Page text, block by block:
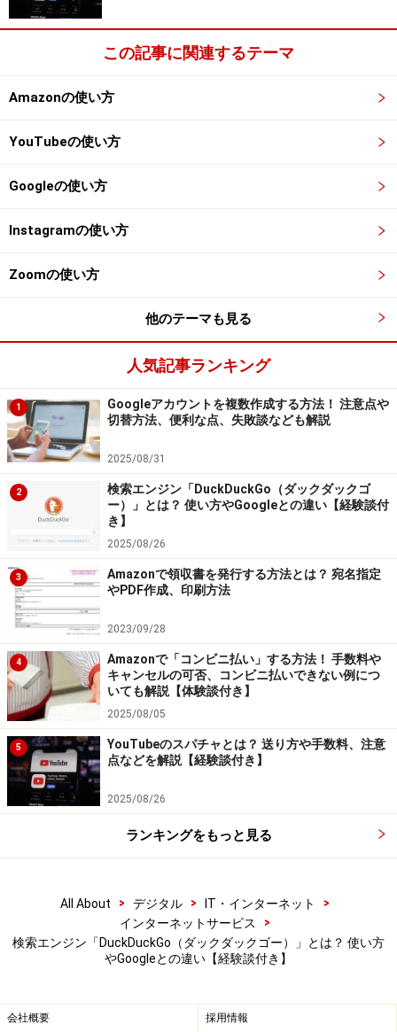
アクセスしたWebサイト
視聴した動画
端末情報
これらのデータを収集することで、関連性の高い検索結
果を表示したり、個人の趣味嗜好に合った広告を表示し
たりすることが可能になっています。
当然ながら、これらの情報には、他人に知られたくない
便性を追求しているだけとも言えますが、それによって
行われる可能性を生んでいることもまた事実です。
DuckDuckGoは、個人情報を「収集しな
い」
DuckDuckGo（ダックダックゴー）は個人情報を保存す
ることなく、良質な検索とプライバシー保護の両立を実
現することをモットーとしています。まったくデータを
収集していないわけではありませんが、アプリの利用状
況を測定したり、不具合を検出し、アプリの改善に役立
てるためのログデータを匿名で集めているだけです。
1日あたりの検索クエリ数は2021年1月18日に、設立以来
初めて1億件を突破しました。Googleの検索クエリ数は1
日あたり数十億件とされているのでシェアは少ないです
が、順調に成長していることがわかります。
■検索結果に位置情報を反映？ プライバシーは本当に保
護されているのか
ころ、意外にも著者の所在地である広島県の情報が出て
きました。
この記事に関連するテーマ
Amazonの使い方
YouTubeの使い方
Googleの使い方
Instagramの使い方
Zoomの使い方
他のテーマも見る
人気記事ランキング
1
Googleアカウントを複数作成する方法！ 注意点や
切替方法、便利な点、失敗談なども解説
2025/08/31
2
検索エンジン「DuckDuckGo（ダックダックゴ
ー）」とは？ 使い方やGoogleとの違い【経験談付
き】
2025/08/26
3
Amazonで領収書を発行する方法とは？ 宛名指定
やPDF作成、印刷方法
2023/09/28
4
Amazonで「コンビニ払い」する方法！ 手数料や
キャンセルの可否、コンビニ払いできない例につ
いても解説【体験談付き】
2025/08/05
5
YouTubeのスパチャとは？ 送り方や手数料、注意
点などを解説【経験談付き】
2025/08/26
ランキングをもっと見る
All About > デジタル > IT・インターネット
>
インターネットサービス
>
検索エンジン「DuckDuckGo（ダックダックゴー）」とは？ 使い方
やGoogleとの違い【経験談付き】
会社概要 採用情報